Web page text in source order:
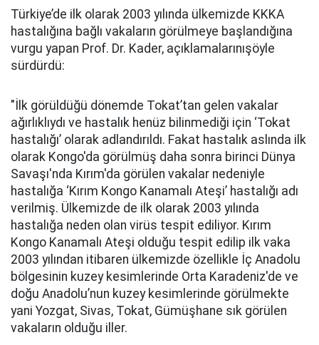
Türkiye’de ilk olarak 2003 yılında ülkemizde KKKA
hastalığına bağlı vakaların görülmeye başlandığına
vurgu yapan Prof. Dr. Kader, açıklamalarınışöyle
sürdürdü:
"İlk görüldüğü dönemde Tokat’tan gelen vakalar
ağırlıklıydı ve hastalık henüz bilinmediği için ‘Tokat
hastalığı’ olarak adlandırıldı. Fakat hastalık aslında ilk
olarak Kongo'da görülmüş daha sonra birinci Dünya
Savaşı'nda Kırım'da görülen vakalar nedeniyle
hastalığa ‘Kırım Kongo Kanamalı Ateşi’ hastalığı adı
verilmiş. Ülkemizde de ilk olarak 2003 yılında
hastalığa neden olan virüs tespit ediliyor. Kırım
Kongo Kanamalı Ateşi olduğu tespit edilip ilk vaka
2003 yılından itibaren ülkemizde özellikle İç Anadolu
bölgesinin kuzey kesimlerinde Orta Karadeniz'de ve
doğu Anadolu’nun kuzey kesimlerinde görülmekte
yani Yozgat, Sivas, Tokat, Gümüşhane sık görülen
vakaların olduğu iller.